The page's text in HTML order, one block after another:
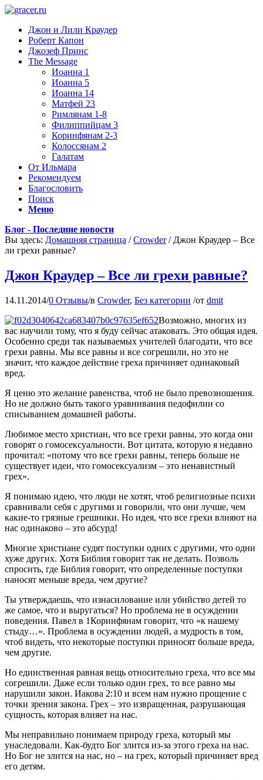
Джон и Лили Краудер
Роберт Капон
Джозеф Принс
The Message
Иоанна 1
Иоанна 5
Иоанна 14
Матфей 23
Римлянам 1-8
Филиппийцам 3
Коринфянам 2-3
Колоссянам 2
Галатам
От Ильмара
Рекомендуем
Благословить
Поиск
Меню
Блог - Последние новости
Вы здесь: Домашняя страница / Crowder / Джон Краудер – Все
ли грехи равные?
Джон Краудер – Все ли грехи равные?
14.11.2014/0 Отзывы/в Crowder, Без категории /от dmit
Возможно, многих из
вас научили тому, что я буду сейчас атаковать. Это общая идея.
Особенно среди так называемых учителей благодати, что все
грехи равны. Мы все равны и все согрешили, но это не
значит, что каждое действие греха причиняет одинаковый
вред.
Я ценю это желание равенства, чтоб не было превозношения.
Но не должно быть такого уравнивания педофилии со
списыванием домашней работы.
Любимое место христиан, что все грехи равны, это когда они
говорят о гомосексуальности. Вот цитата, которую я недавно
прочитал: «потому что все грехи равны, теперь больше не
существует идеи, что гомосексуализм – это ненавистный
грех».
Я понимаю идею, что люди не хотят, чтоб религиозные психи
сравнивали себя с другими и говорили, что они лучше, чем
какие-то грязные грешники. Но идея, что все грехи влияют на
нас одинаково – это абсурд!
Многие христиане судят поступки одних с другими, что одни
хуже других. Хотя Библия говорит так не делать. Позволь
спросить, где Библия говорит, что определенные поступки
наносят меньше вреда, чем другие?
Ты утверждаешь, что изнасилование или убийство детей то
же самое, что и выругаться? Но проблема не в осуждении
поведения. Павел в 1Коринфянам говорит, что «к нашему
стыду…». Проблема в осуждении людей, а мудрость в том,
чтоб видеть, что некоторые поступки приносят больше вреда,
чем другие.
Но единственная равная вещь относительно греха, что все мы
согрешили. Даже если только один грех, то все равно мы
нарушили закон. Иакова 2:10 и всем нам нужно прощение с
точки зрения закона. Грех – это извращенная, разрушающая
сущность, которая влияет на нас.
Мы неправильно понимаем природу греха, который мы
унаследовали. Как-будто Бог злится из-за этого греха на нас.
Но Бог не злится на нас, но – на грех, который причиняет вред
его детям.